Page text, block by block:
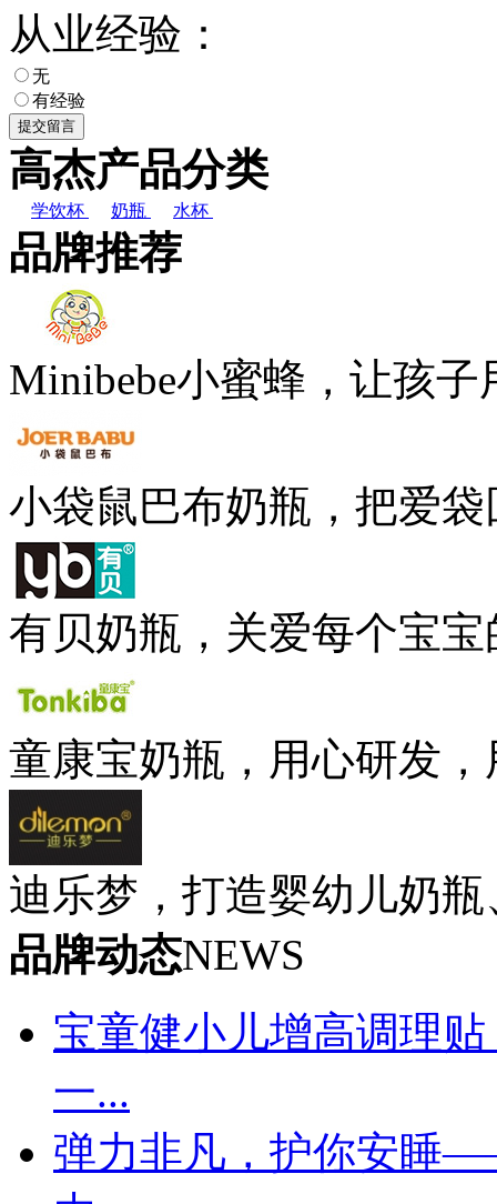
从业经验：
无
有经验
高杰产品分类
学饮杯 奶瓶 水杯
品牌推荐
Minibebe小蜜蜂，让孩子
小袋鼠巴布奶瓶，把爱袋
有贝奶瓶，关爱每个宝
童康宝奶瓶，用心研发
迪乐梦，打造婴幼儿奶
品牌动态NEWS
宝童健小儿增高调理
一...
弹力非凡，护你安睡